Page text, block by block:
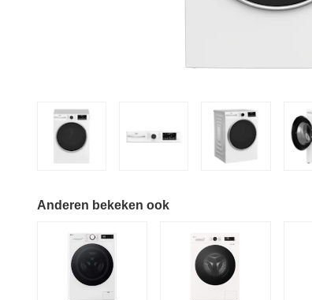
Anderen bekeken ook